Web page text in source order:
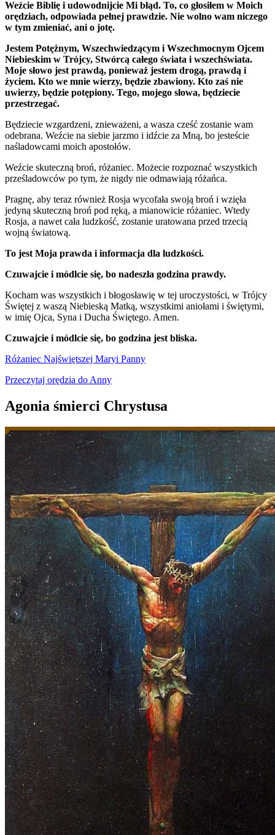
Weźcie Biblię i udowodnijcie Mi błąd. To, co głosiłem w Moich
orędziach, odpowiada pełnej prawdzie. Nie wolno wam niczego
w tym zmieniać, ani o jotę.
Jestem Potężnym, Wszechwiedzącym i Wszechmocnym Ojcem
Niebieskim w Trójcy, Stwórcą całego świata i wszechświata.
Moje słowo jest prawdą, ponieważ jestem drogą, prawdą i
życiem. Kto we mnie wierzy, będzie zbawiony. Kto zaś nie
uwierzy, będzie potępiony. Tego, mojego słowa, będziecie
przestrzegać.
Będziecie wzgardzeni, znieważeni, a wasza cześć zostanie wam
odebrana. Weźcie na siebie jarzmo i idźcie za Mną, bo jesteście
naśladowcami moich apostołów.
Weźcie skuteczną broń, różaniec. Możecie rozpoznać wszystkich
prześladowców po tym, że nigdy nie odmawiają różańca.
Pragnę, aby teraz również Rosja wycofała swoją broń i wzięła
jedyną skuteczną broń pod ręką, a mianowicie różaniec. Wtedy
Rosja, a nawet cała ludzkość, zostanie uratowana przed trzecią
wojną światową.
To jest Moja prawda i informacja dla ludzkości.
Czuwajcie i módlcie się, bo nadeszła godzina prawdy.
Kocham was wszystkich i błogosławię w tej uroczystości, w Trójcy
Świętej z waszą Niebieską Matką, wszystkimi aniołami i świętymi,
w imię Ojca, Syna i Ducha Świętego. Amen.
Czuwajcie i módlcie się, bo godzina jest bliska.
Różaniec Najświętszej Maryi Panny
Przeczytaj orędzia do Anny
Agonia śmierci Chrystusa